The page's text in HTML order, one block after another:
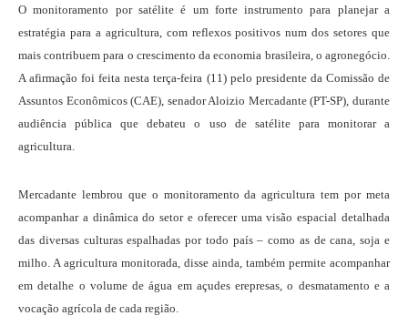
O monitoramento por satélite é um forte instrumento para planejar a
estratégia para a agricultura, com reflexos positivos num dos setores que
mais contribuem para o crescimento da economia brasileira, o agronegócio.
A afirmação foi feita nesta terça-feira (11) pelo presidente da Comissão de
Assuntos Econômicos (CAE), senador Aloizio Mercadante (PT-SP), durante
audiência pública que debateu o uso de satélite para monitorar a
agricultura.
Mercadante lembrou que o monitoramento da agricultura tem por meta
acompanhar a dinâmica do setor e oferecer uma visão espacial detalhada
das diversas culturas espalhadas por todo país – como as de cana, soja e
milho. A agricultura monitorada, disse ainda, também permite acompanhar
em detalhe o volume de água em açudes erepresas, o desmatamento e a
vocação agrícola de cada região.